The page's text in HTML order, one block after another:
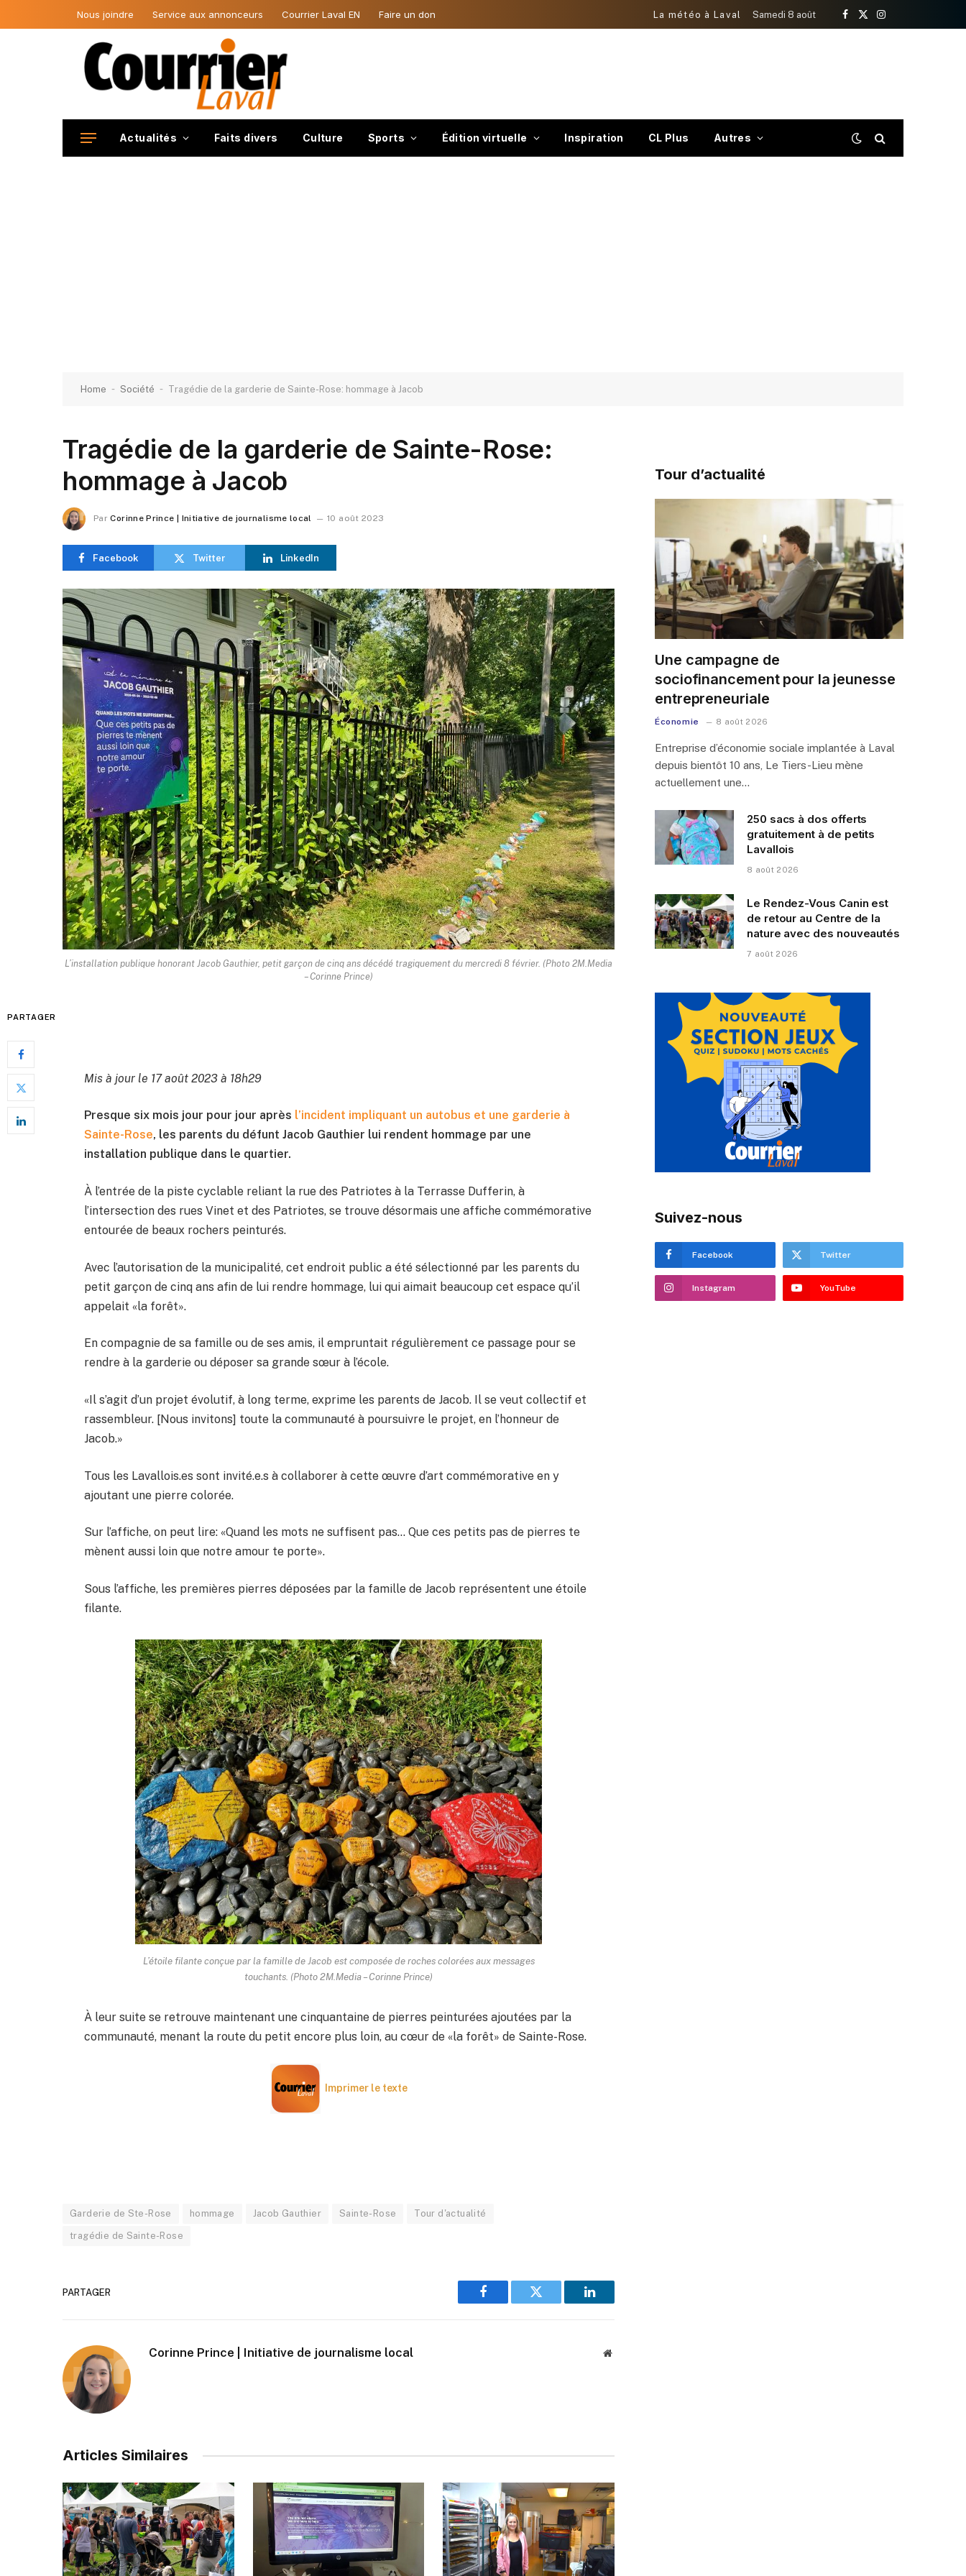
Nous joindre Service aux annonceurs Courrier Laval EN Faire un don La météo à Laval Samedi 8 août
Facebook
X
Instagram
Actualités Faits divers Culture Sports Édition virtuelle Inspiration CL Plus Autres
Home - Société - Tragédie de la garderie de Sainte-Rose: hommage à Jacob
Tragédie de la garderie de Sainte-Rose:
hommage à Jacob
Par Corinne Prince | Initiative de journalisme local 10 août 2023
Facebook Twitter LinkedIn
L’installation publique honorant Jacob Gauthier, petit garçon de cinq ans décédé tragiquement du mercredi 8 février. (Photo 2M.Media
– Corinne Prince)
PARTAGER
Mis à jour le 17 août 2023 à 18h29
Presque six mois jour pour jour après l’incident impliquant un autobus et une garderie à
Sainte-Rose, les parents du défunt Jacob Gauthier lui rendent hommage par une
installation publique dans le quartier.
À l’entrée de la piste cyclable reliant la rue des Patriotes à la Terrasse Dufferin, à
l’intersection des rues Vinet et des Patriotes, se trouve désormais une affiche commémorative
entourée de beaux rochers peinturés.
Avec l’autorisation de la municipalité, cet endroit public a été sélectionné par les parents du
petit garçon de cinq ans afin de lui rendre hommage, lui qui aimait beaucoup cet espace qu’il
appelait «la forêt».
En compagnie de sa famille ou de ses amis, il empruntait régulièrement ce passage pour se
rendre à la garderie ou déposer sa grande sœur à l’école.
«Il s’agit d’un projet évolutif, à long terme, exprime les parents de Jacob. Il se veut collectif et
rassembleur. [Nous invitons] toute la communauté à poursuivre le projet, en l’honneur de
Jacob.»
Tous les Lavallois.es sont invité.e.s à collaborer à cette œuvre d’art commémorative en y
ajoutant une pierre colorée.
Sur l’affiche, on peut lire: «Quand les mots ne suffisent pas… Que ces petits pas de pierres te
mènent aussi loin que notre amour te porte».
Sous l’affiche, les premières pierres déposées par la famille de Jacob représentent une étoile
filante.
L’étoile filante conçue par la famille de Jacob est composée de roches colorées aux messages
touchants. (Photo 2M.Media – Corinne Prince)
À leur suite se retrouve maintenant une cinquantaine de pierres peinturées ajoutées par la
communauté, menant la route du petit encore plus loin, au cœur de «la forêt» de Sainte-Rose.
Imprimer le texte
Garderie de Ste-Rose hommage Jacob Gauthier Sainte-Rose Tour d'actualité
tragédie de Sainte-Rose
PARTAGER
Facebook Twitter LinkedIn
Corinne Prince | Initiative de journalisme local Website
Articles Similaires
Tour d’actualité
Une campagne de
sociofinancement pour la jeunesse
entrepreneuriale
Économie 8 août 2026
Entreprise d’économie sociale implantée à Laval
depuis bientôt 10 ans, Le Tiers-Lieu mène
actuellement une…
250 sacs à dos offerts
gratuitement à de petits
Lavallois
8 août 2026
Le Rendez-Vous Canin est
de retour au Centre de la
nature avec des nouveautés
7 août 2026
Suivez-nous
Facebook Twitter
Instagram YouTube